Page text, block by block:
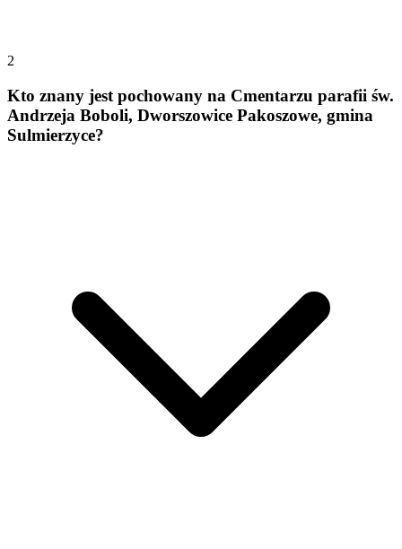
2
Kto znany jest pochowany na Cmentarzu parafii św.
Andrzeja Boboli, Dworszowice Pakoszowe, gmina
Sulmierzyce?